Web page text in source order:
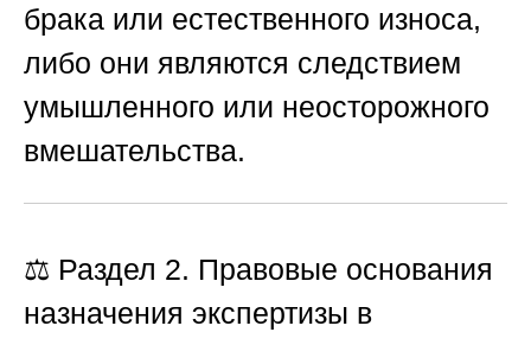
брака или естественного износа,
либо они являются следствием
умышленного или неосторожного
вмешательства.
⚖️ Раздел 2. Правовые основания
назначения экспертизы в